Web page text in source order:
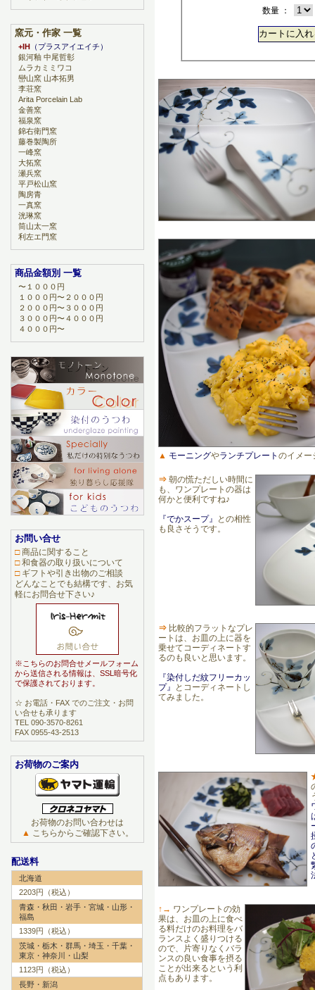
数量 ：
▲ モーニングやランチプレート のイメー
⇒ 朝の慌ただしい時間に
も、ワンプレートの器は
何かと便利ですね♪
『でかスープ』
との相性
も良さそうです。
⇒ 比較的フラットなプレ
ートは、お皿の上に器を
乗せてコーディネートす
るのも良いと思います。
『染付しだ紋フリーカッ
プ』
とコーディネートし
てみました。
↑→ ワンプレートの効
果は、お皿の上に食べ
る料だけのお料理をバ
ランスよく盛りつける
ので、片寄りなくバラ
ンスの良い食事を摂る
ことが出来るという利
点もあります。
窯元・作家 一覧
+IH （プラスアイエイチ）
銀河釉 中尾哲彰
ムラカミミワコ
巒山窯 山本拓男
李荘窯
Arita Porcelain Lab
金善窯
福泉窯
錦右衛門窯
藤巻製陶所
一峰窯
大拓窯
瀬兵窯
平戸松山窯
陶房青
一真窯
洸琳窯
筒山太一窯
利左エ門窯
商品金額別 一覧
〜１０００円
１０００円〜２０００円
２０００円〜３０００円
３０００円〜４０００円
４０００円〜
お問い合せ
□商品に関すること
□和食器の取り扱いについて
□ギフトや引き出物のご相談
どんなことでも結構です、お気
軽にお問合せ下さい♪
※こちらのお問合せメールフォーム
から送信される情報は、SSL暗号化
で保護されております。
☆ お電話・FAX でのご注文・お問
い合せも承ります
TEL 090-3570-8261
FAX 0955-43-2513
お荷物のご案内
お荷物のお問い合わせは
▲ こちらからご確認下さい。
配送料
北海道
2203円（税込）
青森・秋田・岩手・宮城・山形・
福島
1339円（税込）
茨城・栃木・群馬・埼玉・千葉・
東京・神奈川・山梨
1123円（税込）
長野・新潟